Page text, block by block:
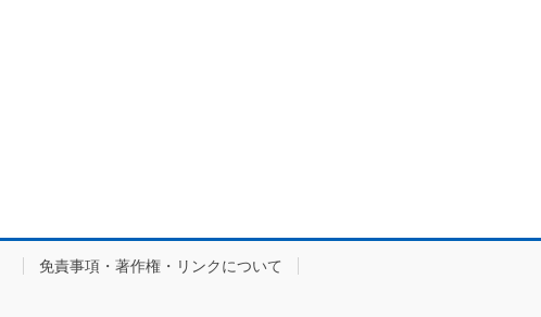
免責事項・著作権・リンクについて